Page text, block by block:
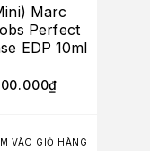
VÀO GIỎ HÀNG
Marc
Perfect
EDP 10ml
₫